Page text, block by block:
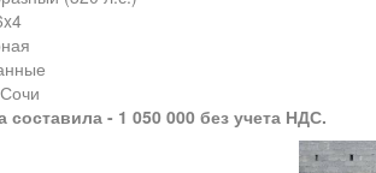
составила - 1 050 000 без учета НДС.